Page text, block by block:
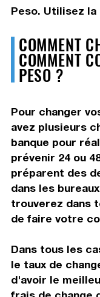
Peso. Utilisez
COMMENT
COMMENT
PESO ?
Pour changer
avez plusieurs
banque pour
prévenir 24 ou
préparent des
dans les
trouverez dans
de faire votre
Dans tous les
le taux de
d'avoir le